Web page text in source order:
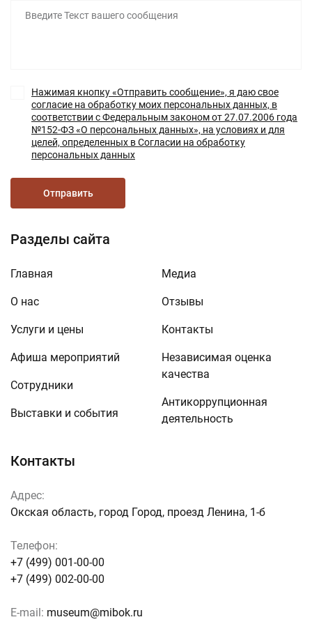
Контакты
Адрес:
Окская область, город Город, проезд Ленина, 1-б
Телефон:
+7 (499) 001-00-00
+7 (499) 002-00-00
E-mail: museum@mibok.ru
Разделы сайта
Главная
О нас
Услуги и цены
Афиша мероприятий
Сотрудники
Выставки и события
Медиа
Отзывы
Контакты
Независимая оценка
качества
Антикоррупционная
деятельность
Нажимая кнопку «Отправить сообщение», я даю свое
согласие на обработку моих персональных данных, в
соответствии с Федеральным законом от 27.07.2006 года
№152-ФЗ «О персональных данных», на условиях и для
целей, определенных в Согласии на обработку
персональных данных
Отправить